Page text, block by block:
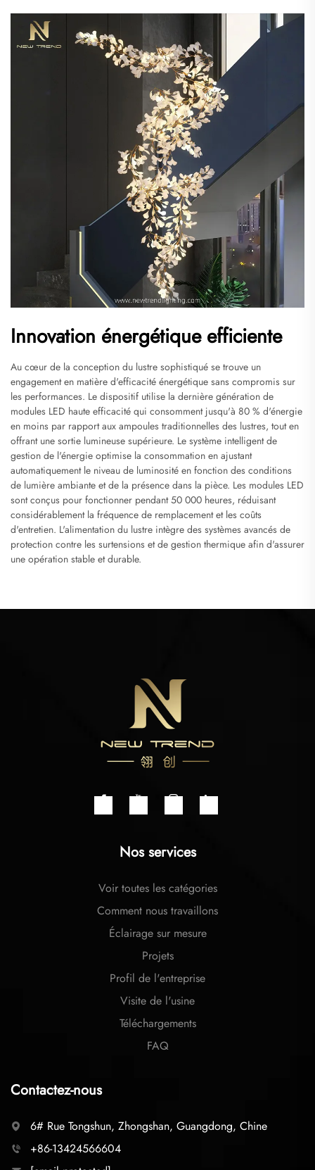
Innovation énergétique efficiente
Au cœur de la conception du lustre sophistiqué se trouve un
engagement en matière d'efficacité énergétique sans compromis sur
les performances. Le dispositif utilise la dernière génération de
modules LED haute efficacité qui consomment jusqu'à 80 % d'énergie
en moins par rapport aux ampoules traditionnelles des lustres, tout en
offrant une sortie lumineuse supérieure. Le système intelligent de
gestion de l'énergie optimise la consommation en ajustant
automatiquement le niveau de luminosité en fonction des conditions
de lumière ambiante et de la présence dans la pièce. Les modules LED
sont conçus pour fonctionner pendant 50 000 heures, réduisant
considérablement la fréquence de remplacement et les coûts
d'entretien. L'alimentation du lustre intègre des systèmes avancés de
protection contre les surtensions et de gestion thermique afin d'assurer
une opération stable et durable.
Nos services
Voir toutes les catégories
Comment nous travaillons
Éclairage sur mesure
Projets
Profil de l'entreprise
Visite de l'usine
Téléchargements
FAQ
Contactez-nous
6# Rue Tongshun, Zhongshan, Guangdong, Chine
+86-13424566604